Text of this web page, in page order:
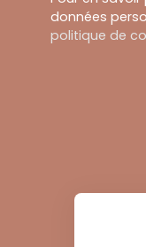
données
politique de